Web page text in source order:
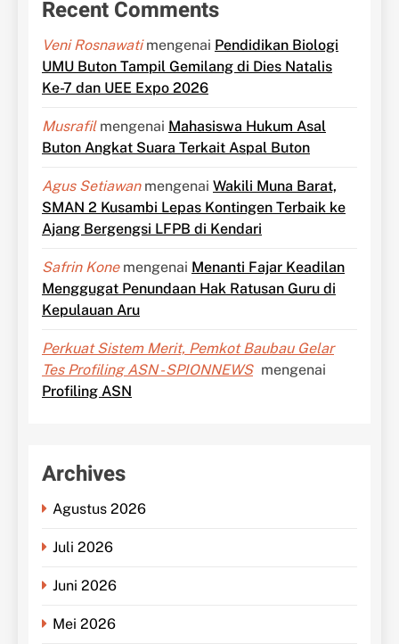
Recent Comments
Veni Rosnawatimengenai Pendidikan Biologi
UMU Buton Tampil Gemilang di Dies Natalis
Ke-7 dan UEE Expo 2026
Musrafilmengenai Mahasiswa Hukum Asal
Buton Angkat Suara Terkait Aspal Buton
Agus Setiawanmengenai Wakili Muna Barat,
SMAN 2 Kusambi Lepas Kontingen Terbaik ke
Ajang Bergengsi LFPB di Kendari
Safrin Konemengenai Menanti Fajar Keadilan
Menggugat Penundaan Hak Ratusan Guru di
Kepulauan Aru
Perkuat Sistem Merit, Pemkot Baubau Gelar
Tes Profiling ASN - SPIONNEWS mengenai
Profiling ASN
Archives
Agustus 2026
Juli 2026
Juni 2026
Mei 2026